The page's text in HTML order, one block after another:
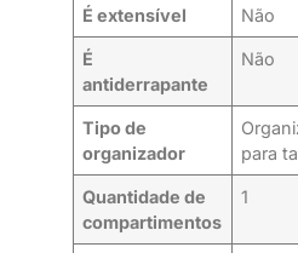
É extensível Não
É
antiderrapante
Não
Tipo de
organizador
para
Quantidade de
compartimentos
1